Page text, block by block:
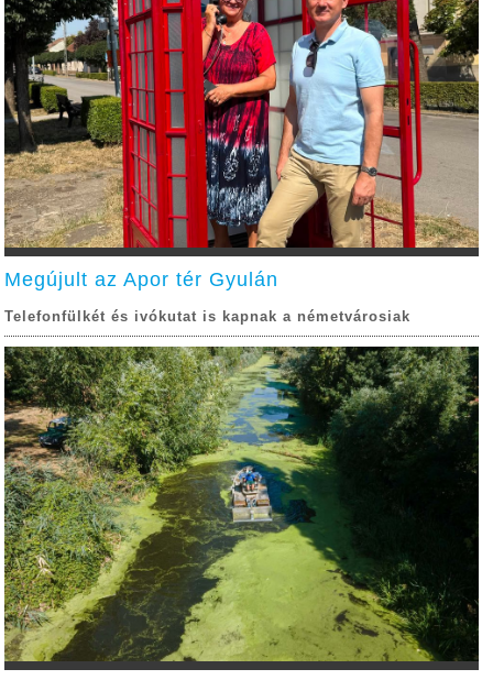
Megújult az Apor tér Gyulán
Telefonfülkét és ivókutat is kapnak a németvárosiak